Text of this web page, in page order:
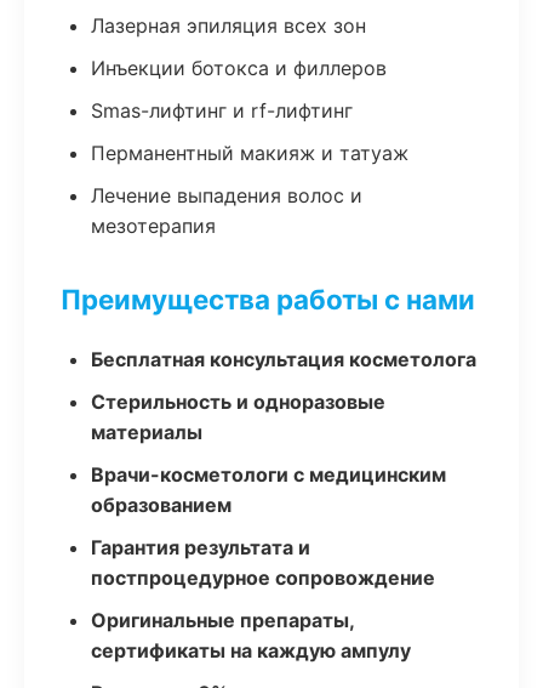
Лазерная эпиляция всех зон
Инъекции ботокса и филлеров
Smas-лифтинг и rf-лифтинг
Перманентный макияж и татуаж
Лечение выпадения волос и
мезотерапия
Преимущества работы с нами
Бесплатная консультация косметолога
Стерильность и одноразовые
материалы
Врачи-косметологи с медицинским
образованием
Гарантия результата и
постпроцедурное сопровождение
Оригинальные препараты,
сертификаты на каждую ампулу